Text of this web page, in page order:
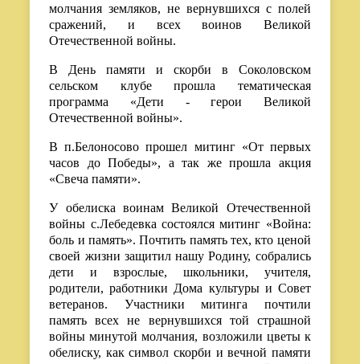
молчания земляков, не вернувшихся с полей
сражений, и всех воинов Великой
Отечественной войны.
В День памяти и скорби в Соколовском
сельском клубе прошла тематическая
программа «Дети - герои Великой
Отечественной войны».
В п.Белоносово прошел митинг «От первых
часов до Победы», а так же прошла акция
«Свеча памяти».
У обелиска воинам Великой Отечественной
войны с.Лебедевка состоялся митинг «Война:
боль и память». Почтить память тех, кто ценой
своей жизни защитил нашу Родину, собрались
дети и взрослые, школьники, учителя,
родители, работники Дома культуры и Совет
ветеранов. Участники митинга почтили
память всех не вернувшихся той страшной
войны минутой молчания, возложили цветы к
обелиску, как символ скорби и вечной памяти